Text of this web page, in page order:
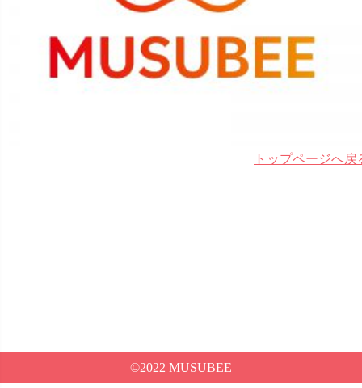
トップページへ戻
©2022 MUSUBEE